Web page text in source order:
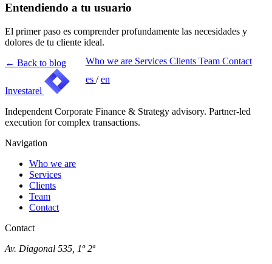
Who we are Services Clients Team Contact
es / en
Entendiendo a tu usuario
El primer paso es comprender profundamente las necesidades y
dolores de tu cliente ideal.
← Back to blog
Investarel
Independent Corporate Finance & Strategy advisory. Partner-led
execution for complex transactions.
Navigation
Who we are
Services
Clients
Team
Contact
Contact
Av. Diagonal 535, 1º 2ª